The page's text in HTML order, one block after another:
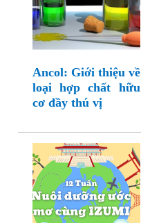
Ancol: Giới thiệu về
loại hợp chất hữu
cơ đầy thú vị